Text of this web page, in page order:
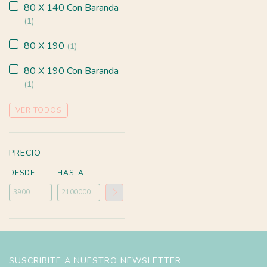
80 X 140 Con Baranda
(1)
80 X 190 (1)
80 X 190 Con Baranda
(1)
VER TODOS
PRECIO
DESDE HASTA
SUSCRIBITE A NUESTRO NEWSLETTER